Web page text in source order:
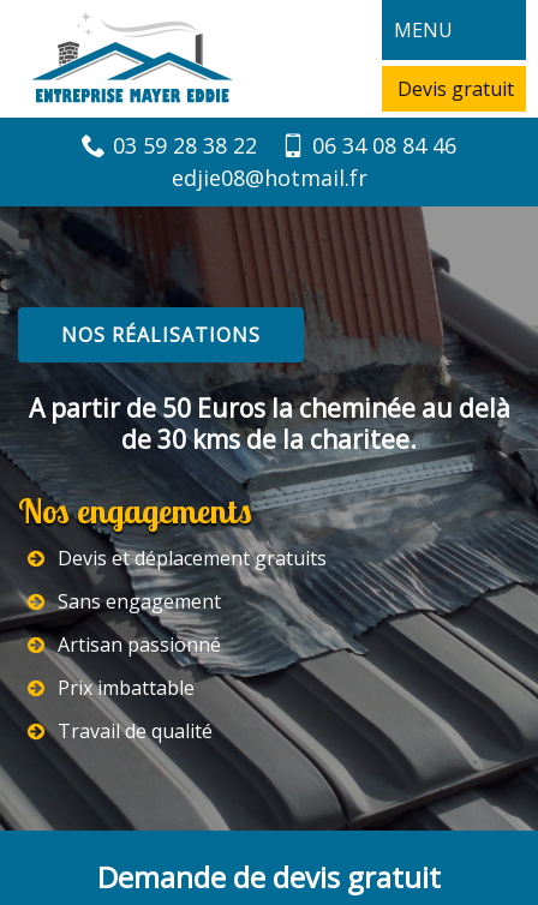
MENU
Devis gratuit
03 59 28 38 22
06 34 08 84 46
edjie08@hotmail.fr
NOS RÉALISATIONS
A partir de 50 Euros la cheminée au delà
de 30 kms de la charitee.
Nos engagements
Devis et déplacement gratuits
Sans engagement
Artisan passionné
Prix imbattable
Travail de qualité
Demande de devis gratuit